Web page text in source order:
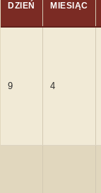
DZIEŃ MIESIĄC
9 4